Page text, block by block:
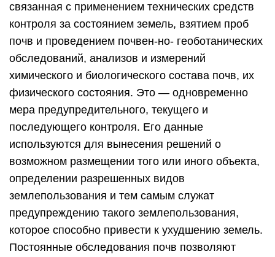
связанная с применением технических средств
контроля за состоянием земель, взятием проб
почв и проведением почвен-но- геоботанических
обследований, анализов и измерений
химического и биологического состава почв, их
физического состояния. Это — одновременно
мера предупредительного, текущего и
последующего контроля. Его данные
используются для вынесения решений о
возможном размещении того или иного объекта,
определении разрешенных видов
землепользования и тем самым служат
предупреждению такого землепользования,
которое способно привести к ухудшению земель.
Постоянные обследования почв позволяют